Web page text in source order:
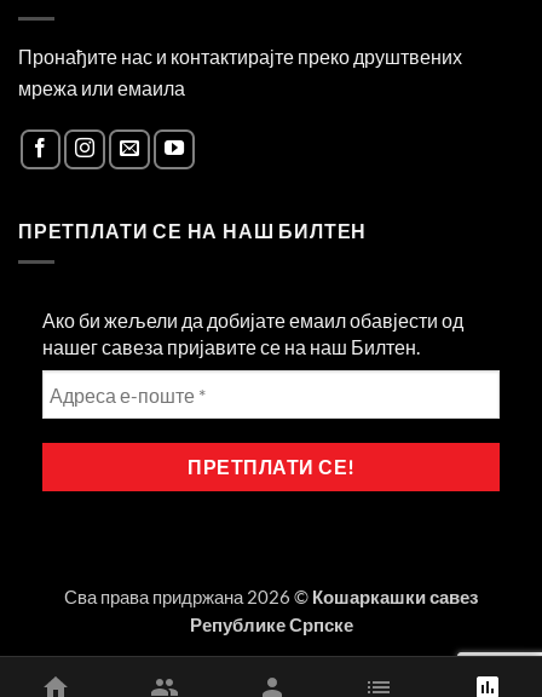
Пронађите нас и контактирајте преко друштвених
мрежа или емаила
ПРЕТПЛАТИ СЕ НА НАШ БИЛТЕН
Ако би жељели да добијате емаил обавјести од
нашег савеза пријавите се на наш Билтен.
Сва права придржана 2026 © Кошаркашки савез
Републике Српске